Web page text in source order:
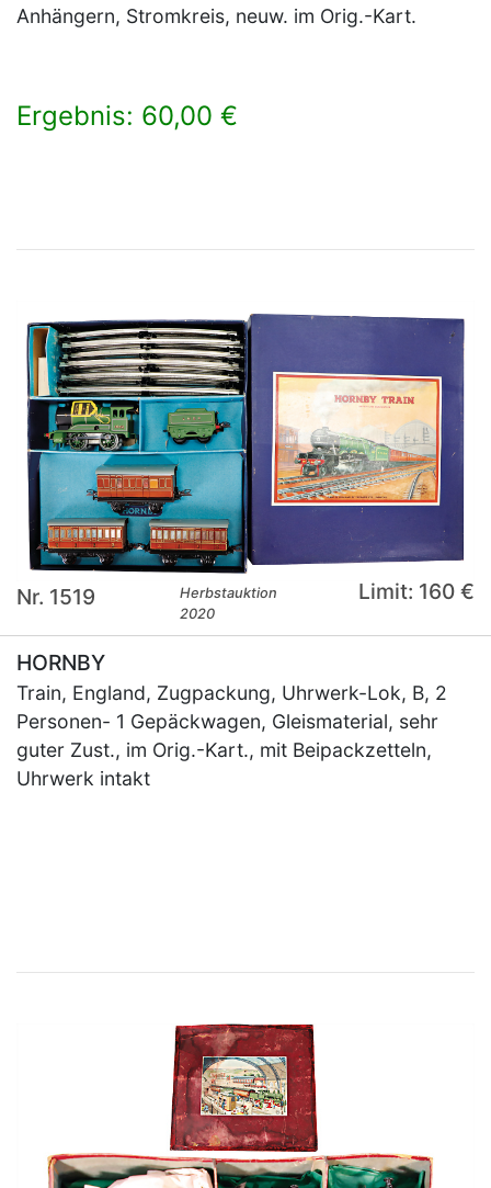
Anhängern, Stromkreis, neuw. im Orig.-Kart.
Ergebnis: 60,00 €
Nr. 1519
Herbstauktion
2020
Limit: 160 €
HORNBY
Train, England, Zugpackung, Uhrwerk-Lok, B, 2
Personen- 1 Gepäckwagen, Gleismaterial, sehr
guter Zust., im Orig.-Kart., mit Beipackzetteln,
Uhrwerk intakt